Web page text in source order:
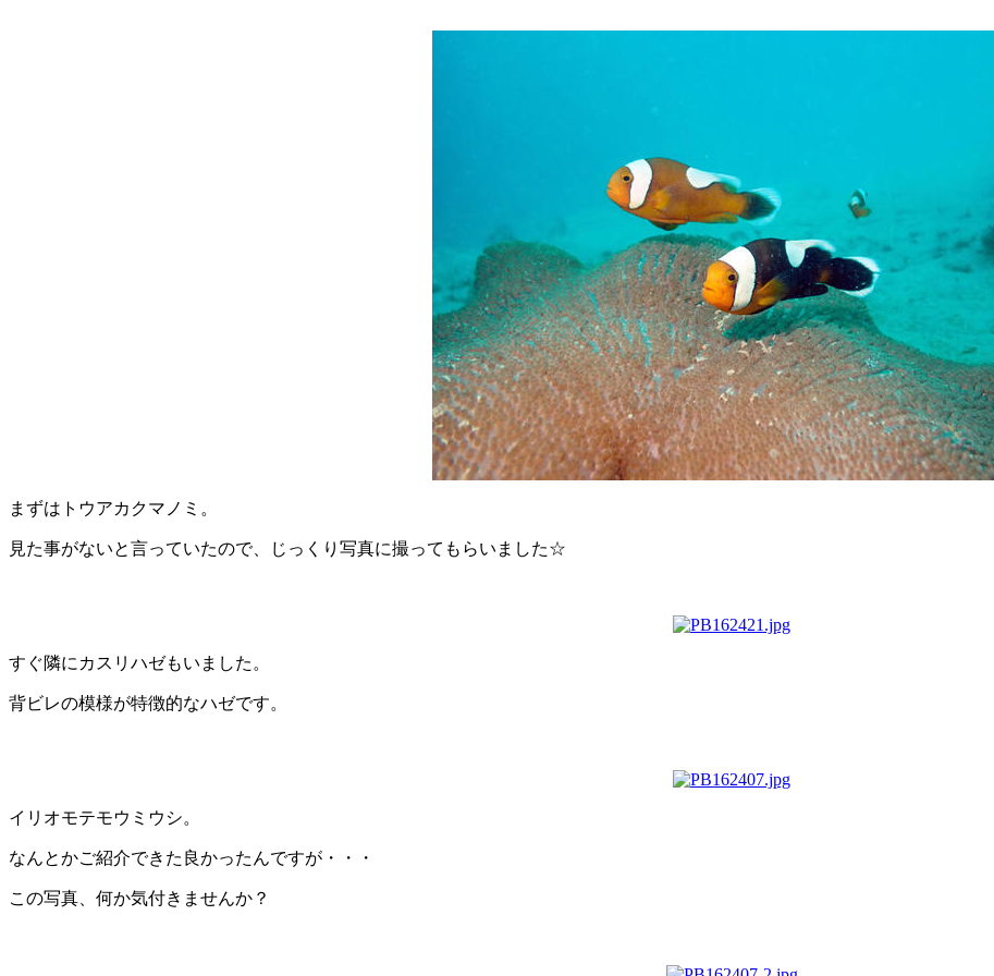
まずはトウアカクマノミ。
見た事がないと言っていたので、じっくり写真に撮ってもらいました☆
すぐ隣にカスリハゼもいました。
背ビレの模様が特徴的なハゼです。
イリオモテモウミウシ。
なんとかご紹介できた良かったんですが・・・
この写真、何か気付きませんか？